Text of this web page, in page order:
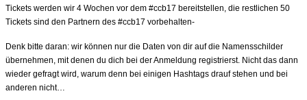
Tickets werden wir 4 Wochen vor dem #ccb17 bereitstellen, die restlichen 50
Tickets sind den Partnern des #ccb17 vorbehalten-
Denk bitte daran: wir können nur die Daten von dir auf die Namensschilder
übernehmen, mit denen du dich bei der Anmeldung registrierst. Nicht das dann
wieder gefragt wird, warum denn bei einigen Hashtags drauf stehen und bei
anderen nicht…